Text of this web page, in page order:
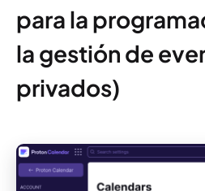
para la
la gestión de
privados)